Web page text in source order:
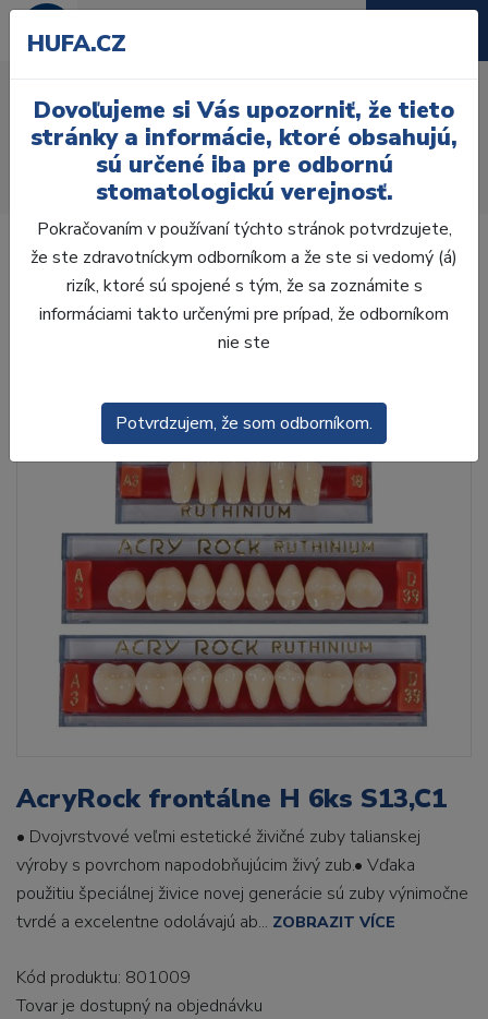
S13,C1
Zuby
AcryRock
AcryRock frontálne H 6ks S13,C1
AcryRock frontálne H 6ks S13,C1
• Dvojvrstvové veľmi estetické živičné zuby talianskej
výroby s povrchom napodobňujúcim živý zub.• Vďaka
použitiu špeciálnej živice novej generácie sú zuby výnimočne
tvrdé a excelentne odolávajú ab... ZOBRAZIT VÍCE
Kód produktu: 801009
Tovar je dostupný na objednávku
HUFA.CZ
Dovoľujeme si Vás upozorniť, že tieto
stránky a informácie, ktoré obsahujú,
sú určené iba pre odbornú
stomatologickú verejnosť.
Pokračovaním v používaní týchto stránok potvrdzujete,
že ste zdravotníckym odborníkom a že ste si vedomý (á)
rizík, ktoré sú spojené s tým, že sa zoznámite s
informáciami takto určenými pre prípad, že odborníkom
nie ste
Potvrdzujem, že som odborníkom.